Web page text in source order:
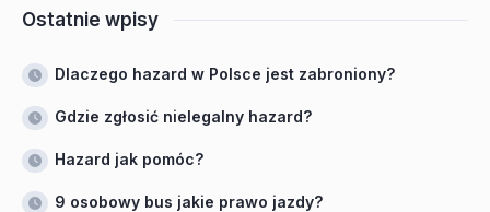
Ostatnie wpisy
Dlaczego hazard w Polsce jest zabroniony?
Gdzie zgłosić nielegalny hazard?
Hazard jak pomóc?
9 osobowy bus jakie prawo jazdy?